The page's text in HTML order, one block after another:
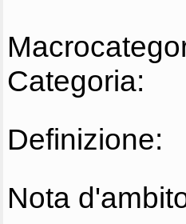
Categoria:
Definizione:
Nota